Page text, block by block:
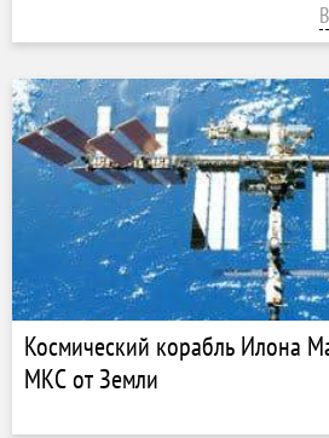
Космический корабль Илона
МКС от Земли